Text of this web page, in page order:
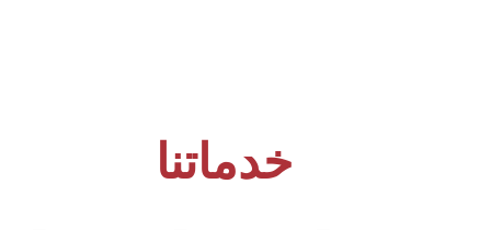
خدماتنا